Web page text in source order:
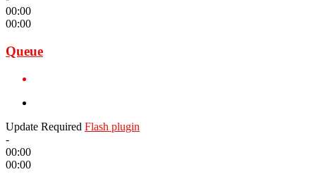
00:00
00:00
Queue
Update Required Flash plugin
-
00:00
00:00